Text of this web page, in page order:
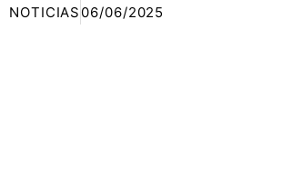
NOTICIAS 06/06/2025